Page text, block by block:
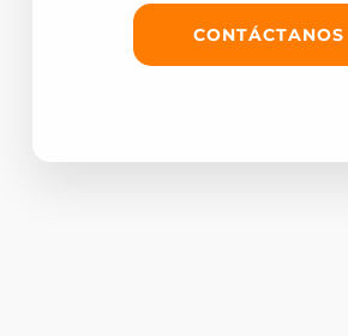
CONTÁCTANOS